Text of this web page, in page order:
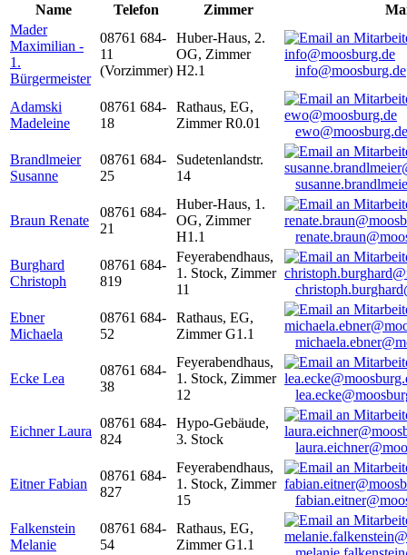
Name
Telefon Zimmer
Mader
Maximilian -
1.
Bürgermeister
08761 684-
11
(Vorzimmer)
Huber-Haus, 2.
OG, Zimmer
H2.1
info@moosburg.de
Adamski
Madeleine
08761 684-
18
Rathaus, EG,
Zimmer R0.01
ewo@moosburg.de
Brandlmeier
Susanne
08761 684-
25
Sudetenlandstr.
14
Braun Renate
08761 684-
21
Huber-Haus, 1.
OG, Zimmer
H1.1
Burghard
Christoph
08761 684-
819
Feyerabendhaus,
1. Stock, Zimmer
11
Ebner
Michaela
08761 684-
52
Rathaus, EG,
Zimmer G1.1
Ecke Lea
08761 684-
38
Feyerabendhaus,
1. Stock, Zimmer
12
Eichner Laura
08761 684-
824
Hypo-Gebäude,
3. Stock
Eitner Fabian
08761 684-
827
Feyerabendhaus,
1. Stock, Zimmer
15
Falkenstein
Melanie
08761 684-
54
Rathaus, EG,
Zimmer G1.1